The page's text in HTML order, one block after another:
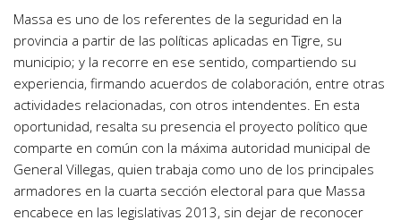
Massa es uno de los referentes de la seguridad en la
provincia a partir de las políticas aplicadas en Tigre, su
municipio; y la recorre en ese sentido, compartiendo su
experiencia, firmando acuerdos de colaboración, entre otras
actividades relacionadas, con otros intendentes. En esta
oportunidad, resalta su presencia el proyecto político que
comparte en común con la máxima autoridad municipal de
General Villegas, quien trabaja como uno de los principales
armadores en la cuarta sección electoral para que Massa
encabece en las legislativas 2013, sin dejar de reconocer